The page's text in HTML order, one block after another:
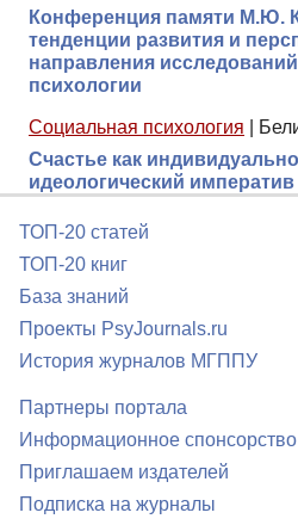
Конференция памяти М.Ю.
тенденции развития и
направления
психологии
Социальная психология
Счастье как
идеологический императив
ТОП-20 статей
ТОП-20 книг
База знаний
Проекты PsyJournals.ru
История журналов МГППУ
Партнеры портала
Информационное спонсорство
Приглашаем издателей
Подписка на журналы